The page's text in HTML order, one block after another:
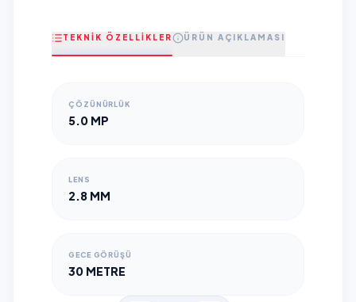
TEKNİK ÖZELLİKLER ÜRÜN AÇIKLAMASI
ÇÖZÜNÜRLÜK
5.0 MP
LENS
2.8 MM
GECE GÖRÜŞÜ
30 METRE